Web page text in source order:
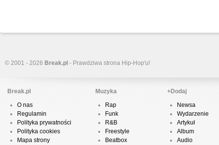
© 2001 - 2026 Break.pl - Prawdziwa strona Hip-Hop'u!
Break.pl
O nas
Regulamin
Polityka prywatności
Polityka cookies
Mapa strony
Muzyka
Rap
Funk
R&B
Freestyle
Beatbox
+Dodaj
Newsa
Wydarzenie
Artykuł
Album
Audio